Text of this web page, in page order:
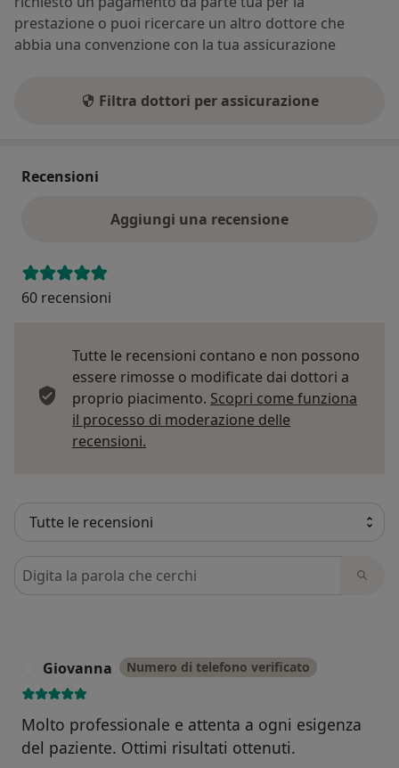
prestazione o puoi ricercare un altro dottore che
abbia una convenzione con la tua assicurazione
Filtra dottori per assicurazione
Recensioni
Aggiungi una recensione
60 recensioni
Tutte le recensioni contano e non possono
essere rimosse o modificate dai dottori a
proprio piacimento. Scopri come funziona
il processo di moderazione delle
recensioni.
Cerca nelle recensioni
Giovanna Numero di telefono verificato
Molto professionale e attenta a ogni esigenza
del paziente. Ottimi risultati ottenuti.